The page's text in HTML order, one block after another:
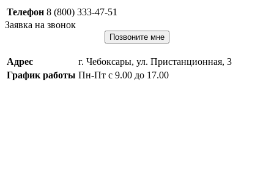
Телефон 8 (800) 333-47-51
Заявка на звонок
Позвоните мне
Адрес
г. Чебоксары, ул. Пристанционная, 3
График работы Пн-Пт с 9.00 до 17.00